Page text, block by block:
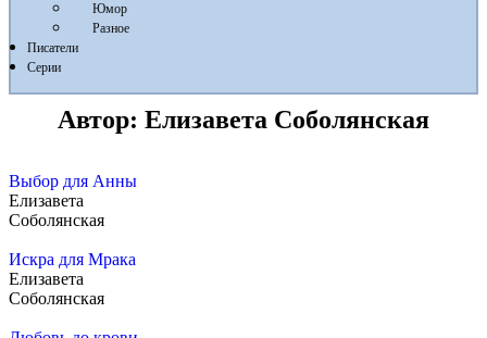
Юмор
Разное
Писатели
Серии
Автор: Елизавета Соболянская
Выбор для Анны
Елизавета
Соболянская
Искра для Мрака
Елизавета
Соболянская